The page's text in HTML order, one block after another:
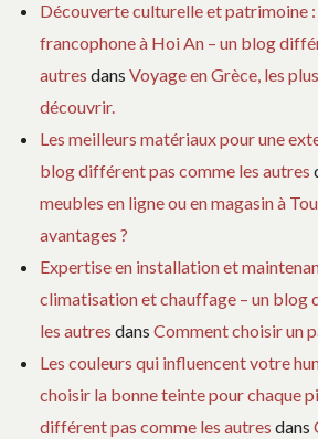
Découverte culturelle et patrimoine :
francophone à Hoi An – un blog
autres dans Voyage en Grèce, les
découvrir.
Les meilleurs matériaux pour une
blog différent pas comme les autres
meubles en ligne ou en magasin à
avantages ?
Expertise en installation et
climatisation et chauffage – un blog
les autres dans Comment choisir un
Les couleurs qui influencent votre
choisir la bonne teinte pour chaque
différent pas comme les autres dans